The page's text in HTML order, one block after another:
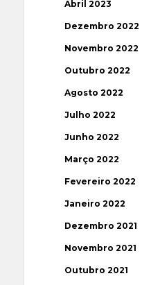
Abril 2023
Dezembro 2022
Novembro 2022
Outubro 2022
Agosto 2022
Julho 2022
Junho 2022
Março 2022
Fevereiro 2022
Janeiro 2022
Dezembro 2021
Novembro 2021
Outubro 2021